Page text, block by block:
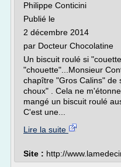
Philippe Conticini
Publié le
2 décembre 2014
par Docteur Chocolatine
Un biscuit roulé si
"chouette"...Monsieur
chapître "Gros Calins" de
choux" . Cela ne
mangé un biscuit roulé
C'est une...
Lire la suite
Site : http://